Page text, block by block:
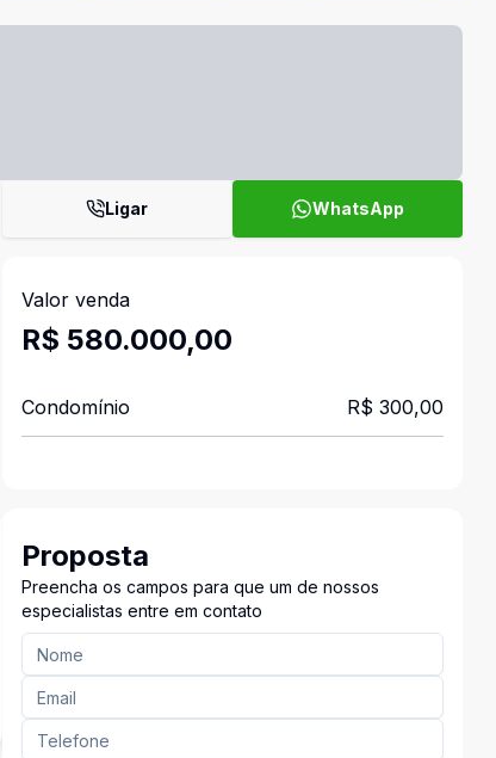
Ligar WhatsApp
Valor venda
R$ 580.000,00
Condomínio R$ 300,00
Proposta
Preencha os campos para que um de nossos
especialistas entre em contato